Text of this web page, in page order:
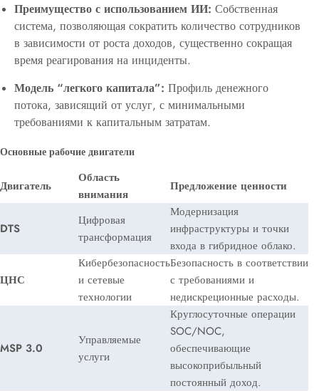
Преимущество с использованием ИИ: Собственная
система, позволяющая сократить количество сотрудников
в зависимости от роста доходов, существенно сокращая
время реагирования на инциденты.
Модель “легкого капитала”: Профиль денежного
потока, зависящий от услуг, с минимальными
требованиями к капитальным затратам.
Основные рабочие двигатели
Двигатель
Область
внимания
Предложение ценности
DTS
Цифровая
трансформация
Модернизация
инфраструктуры и точки
входа в гибридное облако.
ЦНС
Кибербезопасность
и сетевые
технологии
Безопасность в соответствии
с требованиями и
недискреционные расходы.
MSP 3.0
Управляемые
услуги
Круглосуточные операции
SOC/NOC,
обеспечивающие
высокоприбыльный
постоянный доход.